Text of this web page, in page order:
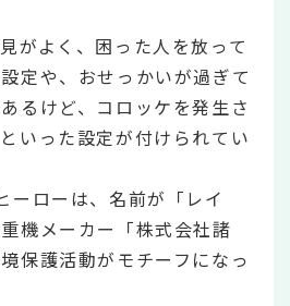
がよく、困った人を放って
定や、おせっかいが過ぎて
るけど、コロッケを発生さ
いった設定が付けられてい
ーローは、名前が「レイ
機メーカー「株式会社諸
保護活動がモチーフになっ